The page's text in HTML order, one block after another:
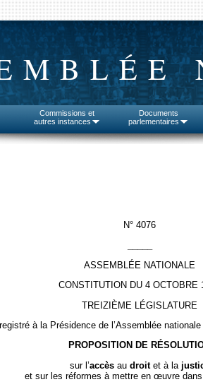
Commissions et
autres instances
Documents
parlementaires
N° 4076
ASSEMBLÉE NATIONALE
CONSTITUTION DU 4 OCTOBRE
TREIZIÈME LÉGISLATURE
à la Présidence de l’Assemblée nationale
PROPOSITION DE
sur l’accèsau droitet à la
et sur les réformes à mettre en œuvre